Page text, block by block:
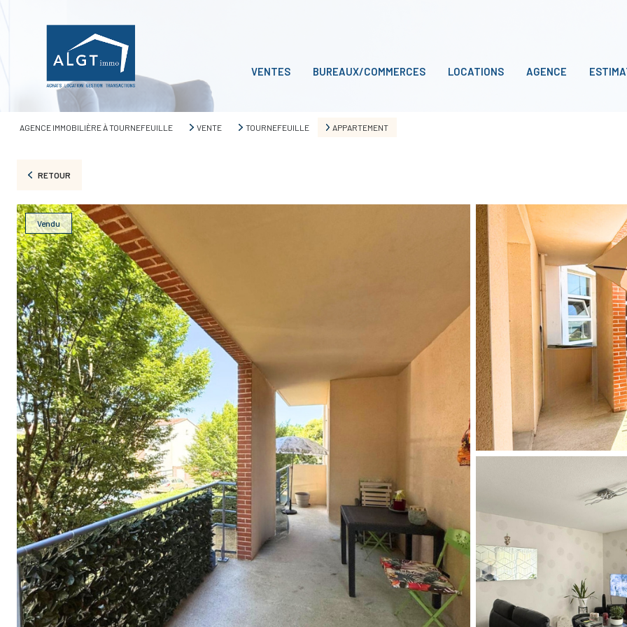
VENTES BUREAUX/COMMERCES LOCATIONS AGENCE
AGENCE IMMOBILIÈRE À TOURNEFEUILLE VENTE TOURNEFEUILLE APPARTEMENT
RETOUR
Vendu